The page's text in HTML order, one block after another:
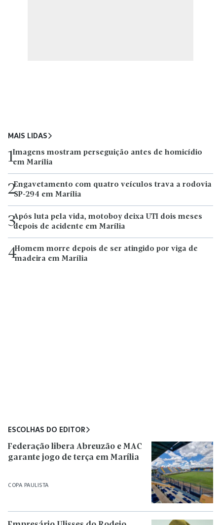
MAIS LIDAS
1Imagens mostram perseguição antes de homicídio
em Marília
2Engavetamento com quatro veículos trava a rodovia
SP-294 em Marília
3Após luta pela vida, motoboy deixa UTI dois meses
depois de acidente em Marília
4Homem morre depois de ser atingido por viga de
madeira em Marília
ESCOLHAS DO EDITOR
COPA PAULISTA
Federação libera Abreuzão e MAC
garante jogo de terça em Marília